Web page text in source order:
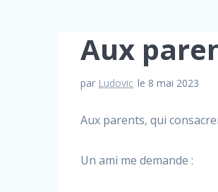
Aux
par Ludovic le 8 mai 2023
Aux parents, qui
Un ami me demande :